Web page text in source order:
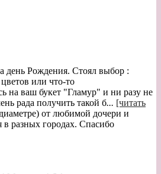
день Рождения. Стоял выбор :
или что-то
на ваш букет "Гламур" и ни разу не
рада получить такой б... [читать
от любимой дочери и
в разных городах. Спасибо